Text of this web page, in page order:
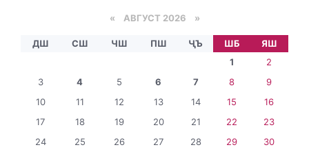
« АВГУСТ 2026 »
ДШ СШ ЧШ ПШ ҶЪ ШБ
ЯШ
1
2
3
4 5 6 7 8
9
10
11 12 13 14 15
16
17
18 19 20 21 22
23
24
25 26 27 28 29
30